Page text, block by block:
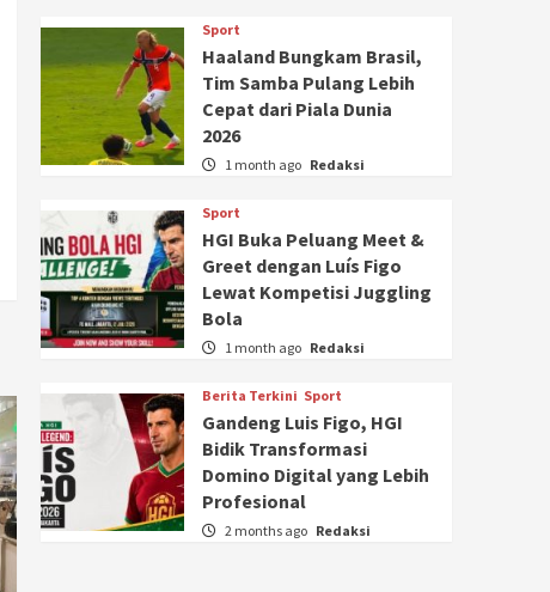
Sport
Haaland Bungkam Brasil,
Tim Samba Pulang Lebih
Cepat dari Piala Dunia
2026
1 month ago Redaksi
Sport
HGI Buka Peluang Meet &
Greet dengan Luís Figo
Lewat Kompetisi Juggling
Bola
1 month ago Redaksi
Berita Terkini Sport
Gandeng Luis Figo, HGI
Bidik Transformasi
Domino Digital yang Lebih
Profesional
2 months ago Redaksi